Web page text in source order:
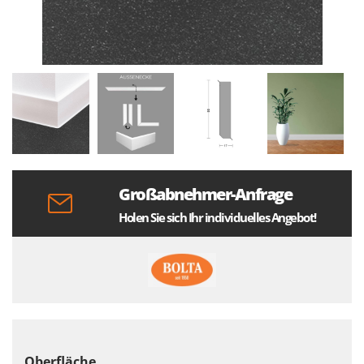
Großabnehmer-Anfrage
Holen Sie sich Ihr individuelles Angebot!